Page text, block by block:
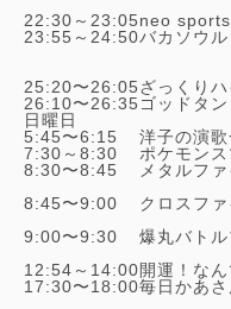
22:30～23:05neo sports
23:55～24:50バカソウル
25:20〜26:05ざっくり
26:10〜26:35ゴッドタン
日曜日
5:45〜6:15
洋子の演
7:30～8:30
ポケモンス
8:30〜8:45
メタルフ
8:45〜9:00
クロスフ
9:00〜9:30
爆丸バト
12:54～14:00開運！な
17:30〜18:00毎日かあさ